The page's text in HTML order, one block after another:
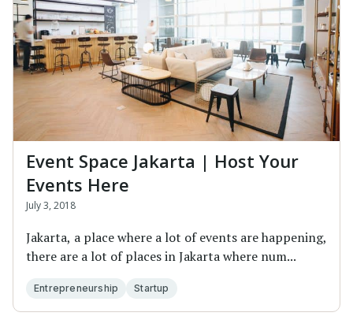
Event Space Jakarta | Host Your
Events Here
July 3, 2018
Jakarta, a place where a lot of events are happening,
there are a lot of places in Jakarta where num...
Entrepreneurship Startup